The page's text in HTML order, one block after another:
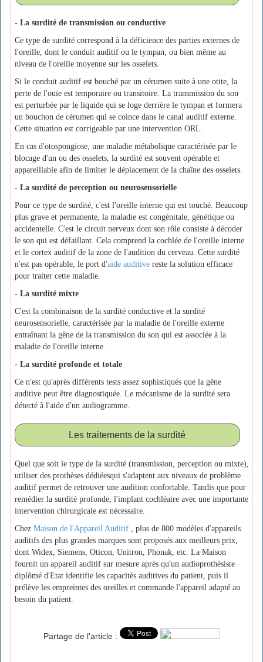
- La surdité de transmission ou conductive
Ce type de surdité correspond à la déficience des parties externes de
l'oreille, dont le conduit auditif ou le tympan, ou bien même au
niveau de l'oreille moyenne sur les osselets.
Si le conduit auditif est bouché par un cérumen suite à une otite, la
perte de l'ouïe est temporaire ou transitoire. La transmission du son
est perturbée par le liquide qui se loge derrière le tympan et formera
un bouchon de cérumen qui se coince dans le canal auditif externe.
Cette situation est corrigeable par une intervention ORL.
En cas d'otospongiose, une maladie métabolique caractérisée par le
blocage d'un ou des osselets, la surdité est souvent opérable et
appareillable afin de limiter le déplacement de la chaîne des osselets.
- La surdité de perception ou neurosensorielle
Pour ce type de surdité, c'est l'oreille interne qui est touché. Beaucoup
plus grave et permanente, la maladie est congénitale, génétique ou
accidentelle. C'est le circuit nerveux dont son rôle consiste à décoder
le son qui est défaillant. Cela comprend la cochlée de l'oreille interne
et le cortex auditif de la zone de l'audition du cerveau. Cette surdité
n'est pas opérable, le port d'aide auditive reste la solution efficace
pour traiter cette maladie.
- La surdité mixte
C'est la combinaison de la surdité conductive et la surdité
neurosensorielle, caractérisée par la maladie de l'oreille externe
entraînant la gêne de la transmission du son qui est associée à la
maladie de l'oreille interne.
- La surdité profonde et totale
Ce n'est qu'après différents tests assez sophistiqués que la gêne
auditive peut être diagnostiquée. Le mécanisme de la surdité sera
détecté à l'aide d'un audiogramme.
Les traitements de la surdité
Quel que soit le type de la surdité (transmission, perception ou mixte),
utiliser des prothèses dédiéesqui s'adaptent aux niveaux de problème
auditif permet de retrouver une audition confortable. Tandis que pour
remédier la surdité profonde, l'implant cochléaire avec une importante
intervention chirurgicale est nécessaire.
Chez Maison de l'Appareil Auditif , plus de 800 modèles d'appareils
auditifs des plus grandes marques sont proposés aux meilleurs prix,
dont Widex, Siemens, Oticon, Unitron, Phonak, etc. La Maison
fournit un appareil auditif sur mesure après qu'un audioprothésiste
diplômé d'Etat identifie les capacités auditives du patient, puis il
prélève les empreintes des oreilles et commande l'appareil adapté au
besoin du patient.
Partage de l'article :